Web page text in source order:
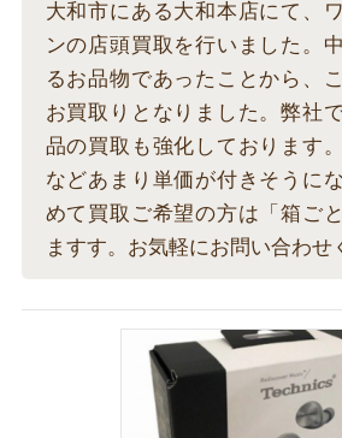
大和市にある大和本店にて、
ンの店頭買取を行いました。
るお品物であったことから、
お買取りとなりました。弊社
品の買取も強化しております
などあまり単価が付きそうに
めて買取ご希望の方は「箱ご
ますす。お気軽にお問い合わせ